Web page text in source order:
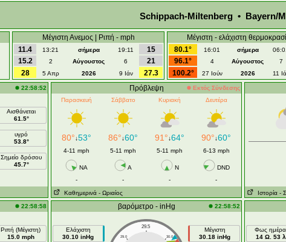
Schippach-Miltenberg • Bayern/
Μέγιστη Ανεμος | Ριπή - mph
11.4
13:21 σήμερα 19:11
15
15.2
2 Αύγουστος 6
21
28
5 Απρ 2026 9 Ιάν 27.3
Μέγιστη - ελάχιστη
80.1°
16:01 σήμερα
96.1°
4 Αύγουστος 7
100.2°
27 Ιούν 2026 11
22:58:52
Αισθάνεται
61.5°
υγρό
53.8°
Σημείο δρόσου
45.7°
Πρόβλεψη
Εκτός Σύνδεσης
Παρασκευή
Σάββατο Κυριακή Δευτέρα
80°↓53° 86°↓60° 91°↓64° 90°↓60°
4-11 mph 5-11 mph 5-11 mph 6-13 mph
NA A N
DND
-
- -
-
Καθημερινά - Ωριαίος Ιστορία -
22:58:58
Ριπή (Μέγιστη)
15.0 mph
βαρόμετρο - inHg 22:58:52
Ελάχιστη
30.10 inHg
29.5
29.0 30.0
Μέγιστη
30.18 inHg
Φως
14 Ω. 53 λ.